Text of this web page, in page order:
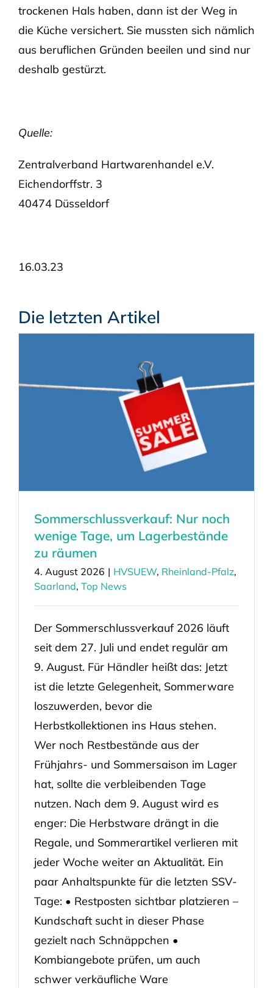
trockenen Hals haben, dann ist der Weg in
die Küche versichert. Sie mussten sich nämlich
aus beruflichen Gründen beeilen und sind nur
deshalb gestürzt.
Quelle:
Zentralverband Hartwarenhandel e.V.
Eichendorffstr. 3
40474 Düsseldorf
16.03.23
Die letzten Artikel
Sommerschlussverkauf: Nur noch
wenige Tage, um Lagerbestände
zu räumen
4. August 2026 | HVSUEW, Rheinland-Pfalz,
Saarland, Top News
Der Sommerschlussverkauf 2026 läuft
seit dem 27. Juli und endet regulär am
9. August. Für Händler heißt das: Jetzt
ist die letzte Gelegenheit, Sommerware
loszuwerden, bevor die
Herbstkollektionen ins Haus stehen.
Wer noch Restbestände aus der
Frühjahrs- und Sommersaison im Lager
hat, sollte die verbleibenden Tage
nutzen. Nach dem 9. August wird es
enger: Die Herbstware drängt in die
Regale, und Sommerartikel verlieren mit
jeder Woche weiter an Aktualität. Ein
paar Anhaltspunkte für die letzten SSV-
Tage: • Restposten sichtbar platzieren –
Kundschaft sucht in dieser Phase
gezielt nach Schnäppchen •
Kombiangebote prüfen, um auch
schwer verkäufliche Ware